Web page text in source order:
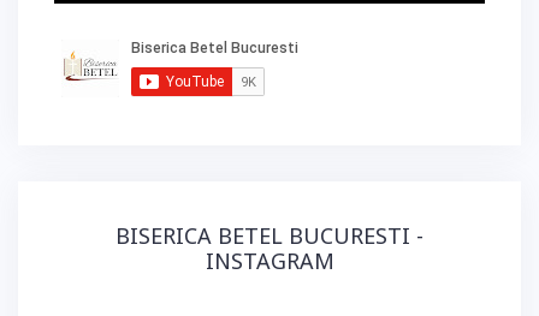
BISERICA BETEL BUCURESTI -
INSTAGRAM